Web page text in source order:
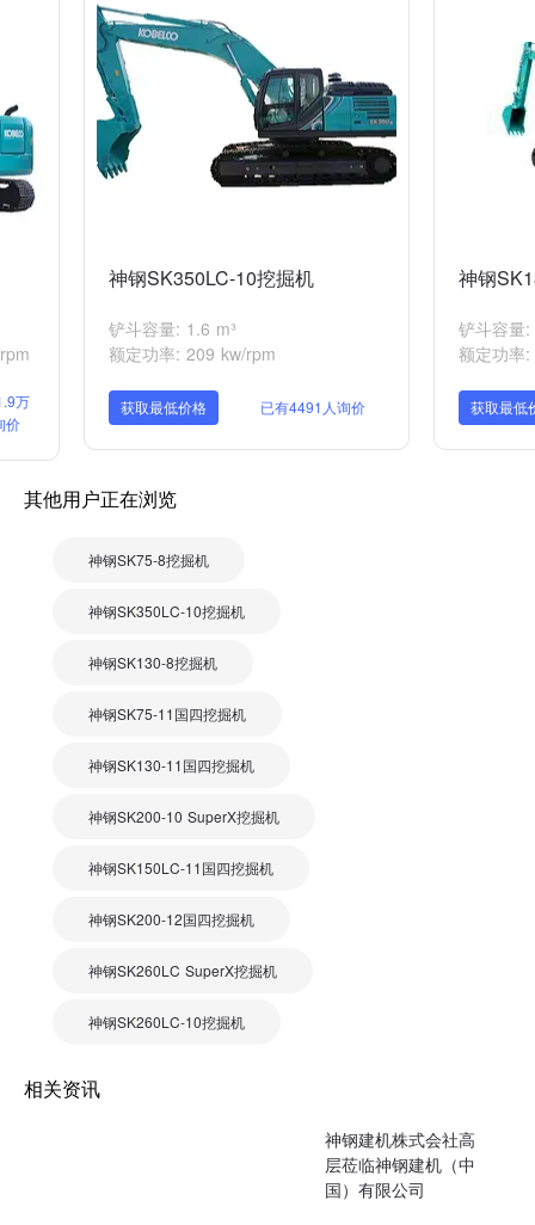
万
价
神钢SK350LC-10挖掘机
铲斗容量: 1.6 m³
额定功率: 209 kw/rpm
获取最低价格 已有4491人询价
神钢
铲斗容量
额定功率
获取最低
其他用户正在浏览
神钢SK75-8挖掘机
神钢SK350LC-10挖掘机
神钢SK130-8挖掘机
神钢SK75-11国四挖掘机
神钢SK130-11国四挖掘机
神钢SK200-10 SuperX挖掘机
神钢SK150LC-11国四挖掘机
神钢SK200-12国四挖掘机
神钢SK260LC SuperX挖掘机
神钢SK260LC-10挖掘机
相关资讯
神钢建机株式会社高
层莅临神钢建机（中
国）有限公司